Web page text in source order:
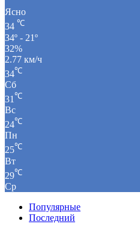
Ясно
34 ℃
34º - 21º
32%
2.77 км/ч
34℃
Сб
31 ℃
Вс
24℃
Пн
25℃
Вт
29℃
Ср
Популярные
Последний